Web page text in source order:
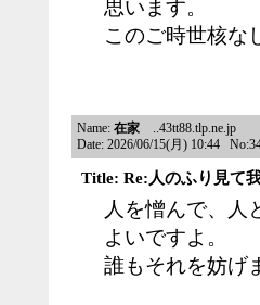
思います。
このご時世核な
Name: 在家 ..43tt88.tlp.ne.jp
Date: 2026/06/15(月) 10:44
Title: Re:人のふり見て
人を憎んで、人
よいですよ。
誰もそれを妨げ